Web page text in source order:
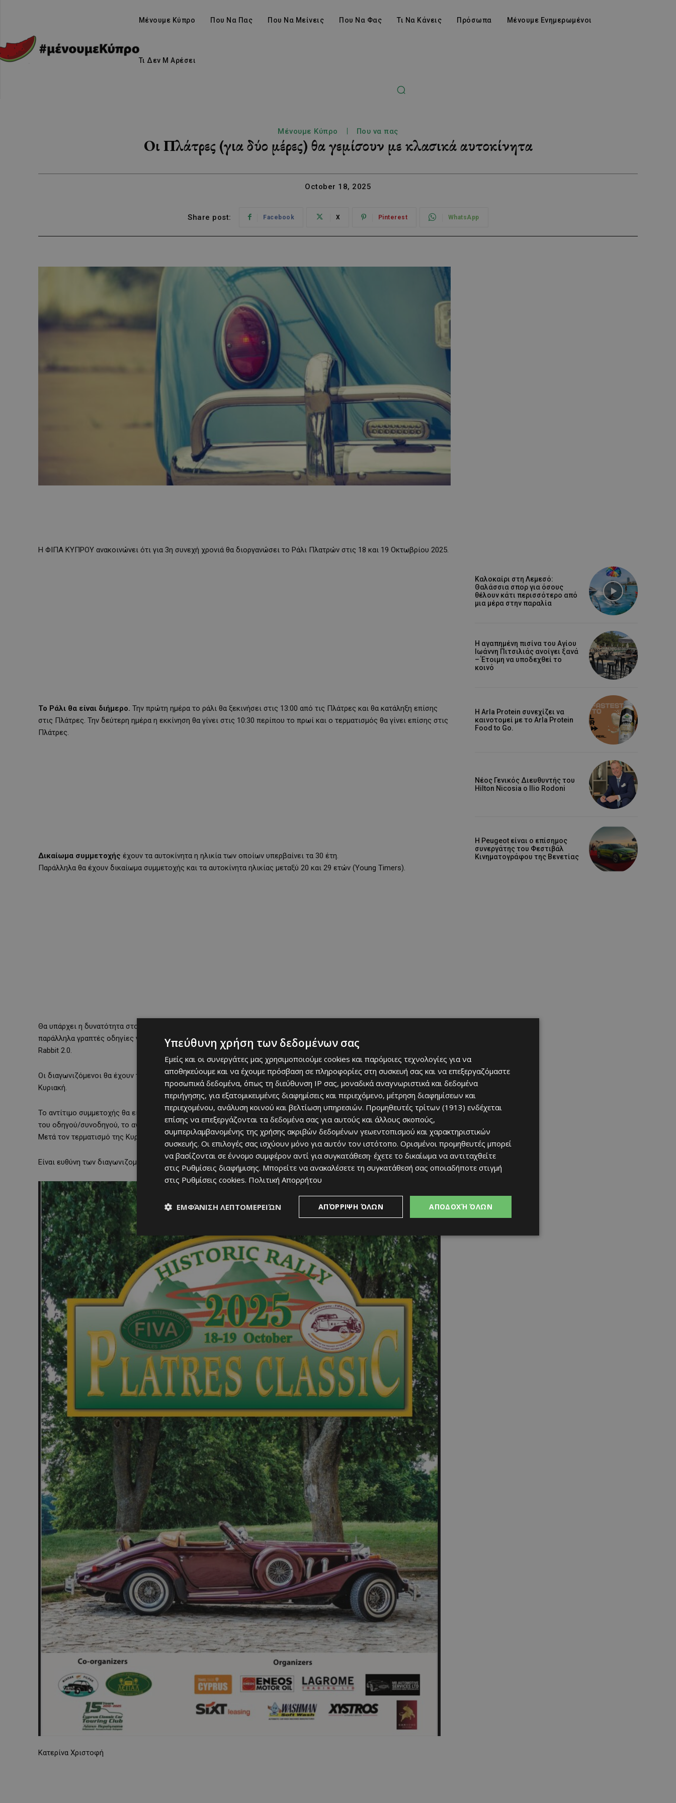
Μένουμε Κύπρο Που Να Πας Που Να Μείνεις Που Να Φας Τι Να Κάνεις Πρόσωπα Μένουμε Ενημερωμένοι
Τι Δεν Μ Αρέσει
Μένουμε Κύπρο Που να πας
Οι Πλάτρες (για δύο μέρες) θα γεμίσουν με κλασικά αυτοκίνητα
October 18, 2025
Share post: Facebook X Pinterest WhatsApp
Η ΦΙΠΑ ΚΥΠΡΟΥ ανακοινώνει ότι για 3η συνεχή χρονιά θα διοργανώσει το Ράλι Πλατρών στις 18 και 19 Οκτωβρίου 2025.
Το Ράλι θα είναι διήμερο. Την πρώτη ημέρα το ράλι θα ξεκινήσει στις 13:00 από τις Πλάτρες και θα κατάληξη επίσης
στις Πλάτρες. Την δεύτερη ημέρα η εκκίνηση θα γίνει στις 10:30 περίπου το πρωί και ο τερματισμός θα γίνει επίσης στις
Πλάτρες.
Δικαίωμα συμμετοχής έχουν τα αυτοκίνητα η ηλικία των οποίων υπερβαίνει τα 30 έτη.
Παράλληλα θα έχουν δικαίωμα συμμετοχής και τα αυτοκίνητα ηλικίας μεταξύ 20 και 29 ετών (Young Timers).
Θα υπάρχει η δυνατότητα στους συμμετέχοντες να παραλάβουν το Road Book σε έντυπη μορφή πριν το Ράλι και
παράλληλα γραπτές οδηγίες για χρήση, για όσους επιθυμούν, εγκατάστασης και χρήσης του συστήματος πλοήγησής
Rabbit 2.0.
Οι διαγωνιζόμενοι θα έχουν τη δυνατότητα να λάβουν μέρος σε ολόκληρο το Ράλι και τις δύο ημέρες ή μόνο την
Κυριακή.
Το αντίτιμο συμμετοχής θα είναι €80 και για τις δυο μέρες, ή €60 για την μία. Για κάθε επιπλέον πλήρωμα, εξαιρουμένου
του οδηγού/συνοδηγού, το αντίτιμο συμμετοχής ορίζεται στα €20.
Μετά τον τερματισμό της Κυριακής, θα προσφερθεί γεύμα στο ξενοδοχείο Νέα Ελβετία στις Πλάτρες.
Είναι ευθύνη των διαγωνιζομένων να εξασφαλίσουν τη διαμονή τους για το Σάββατο το βράδυ.
Κατερίνα Χριστοφή
Καλοκαίρι στη Λεμεσό:
Θαλάσσια σπορ για όσους
θέλουν κάτι περισσότερο από
μια μέρα στην παραλία
Η αγαπημένη πισίνα του Αγίου
Ιωάννη Πιτσιλιάς ανοίγει ξανά
– Έτοιμη να υποδεχθεί το
κοινό
Η Arla Protein συνεχίζει να
καινοτομεί με το Arla Protein
Food to Go.
Νέος Γενικός Διευθυντής του
Hilton Nicosia ο Ilio Rodoni
Η Peugeot είναι ο επίσημος
συνεργάτης του Φεστιβάλ
Κινηματογράφου της Βενετίας
Υπεύθυνη χρήση των δεδομένων σας
Εμείς και οι συνεργάτες μας χρησιμοποιούμε cookies και παρόμοιες τεχνολογίες για να
αποθηκεύουμε και να έχουμε πρόσβαση σε πληροφορίες στη συσκευή σας και να επεξεργαζόμαστε
προσωπικά δεδομένα, όπως τη διεύθυνση IP σας, μοναδικά αναγνωριστικά και δεδομένα
περιήγησης, για εξατομικευμένες διαφημίσεις και περιεχόμενο, μέτρηση διαφημίσεων και
περιεχομένου, ανάλυση κοινού και βελτίωση υπηρεσιών. Προμηθευτές τρίτων (1913) ενδέχεται
επίσης να επεξεργάζονται τα δεδομένα σας για αυτούς και άλλους σκοπούς,
συμπεριλαμβανομένης της χρήσης ακριβών δεδομένων γεωεντοπισμού και χαρακτηριστικών
συσκευής. Οι επιλογές σας ισχύουν μόνο για αυτόν τον ιστότοπο. Ορισμένοι προμηθευτές μπορεί
να βασίζονται σε έννομο συμφέρον αντί για συγκατάθεση· έχετε το δικαίωμα να αντιταχθείτε
στις Ρυθμίσεις διαφήμισης. Μπορείτε να ανακαλέσετε τη συγκατάθεσή σας οποιαδήποτε στιγμή
στις Ρυθμίσεις cookies. Πολιτική Απορρήτου
ΑΠΟΔΟΧΉ ΌΛΩΝ
ΑΠΌΡΡΙΨΗ ΌΛΩΝ
ΕΜΦΆΝΙΣΗ ΛΕΠΤΟΜΕΡΕΙΏΝ